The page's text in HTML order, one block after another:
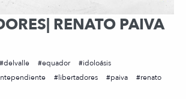
RENATO PAIVA
delvalle equador
idoloásis
libertadores paiva renato